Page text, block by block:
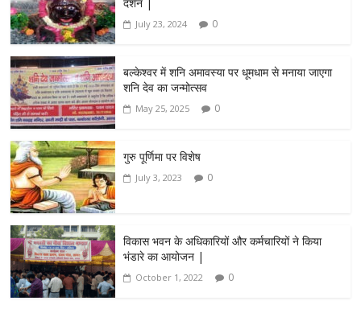
July 23, 2024 0
बल्केश्वर में शनि अमावस्या पर धूमधाम से मनाया जाएगा
शनि देव का जन्मोत्सव
May 25, 2025 0
गुरु पूर्णिमा पर विशेष
July 3, 2023 0
विकास भवन के अधिकारियों और कर्मचारियों ने किया
भंडारे का आयोजन |
October 1, 2022 0